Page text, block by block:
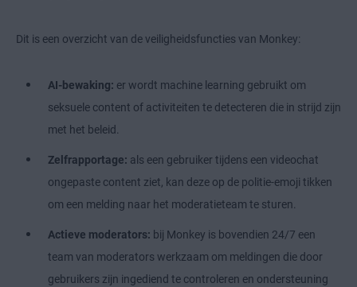
Dit is een overzicht van de veiligheidsfuncties van Monkey:
AI-bewaking: er wordt machine learning gebruikt om
seksuele content of activiteiten te detecteren die in strijd zijn
met het beleid.
Zelfrapportage: als een gebruiker tijdens een videochat
ongepaste content ziet, kan deze op de politie-emoji tikken
om een melding naar het moderatieteam te sturen.
Actieve moderators: bij Monkey is bovendien 24/7 een
team van moderators werkzaam om meldingen die door
gebruikers zijn ingediend te controleren en ondersteuning